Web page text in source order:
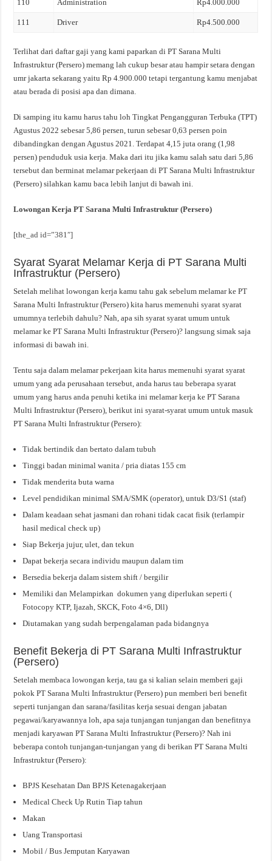
110 Administration Rp4.000.000
111 Driver Rp4.500.000
Terlihat dari daftar gaji yang kami paparkan di PT Sarana Multi
Infrastruktur (Persero) memang lah cukup besar atau hampir setara dengan
umr jakarta sekarang yaitu Rp 4.900.000 tetapi tergantung kamu menjabat
atau berada di posisi apa dan dimana.
Di samping itu kamu harus tahu loh Tingkat Pengangguran Terbuka (TPT)
Agustus 2022 sebesar 5,86 persen, turun sebesar 0,63 persen poin
dibandingkan dengan Agustus 2021. Terdapat 4,15 juta orang (1,98
persen) penduduk usia kerja. Maka dari itu jika kamu salah satu dari 5,86
tersebut dan berminat melamar pekerjaan di PT Sarana Multi Infrastruktur
(Persero) silahkan kamu baca lebih lanjut di bawah ini.
Lowongan Kerja PT Sarana Multi Infrastruktur (Persero)
[the_ad id=”381″]
Syarat Syarat Melamar Kerja di PT Sarana Multi
Infrastruktur (Persero)
Setelah melihat lowongan kerja kamu tahu gak sebelum melamar ke PT
Sarana Multi Infrastruktur (Persero) kita harus memenuhi syarat syarat
umumnya terlebih dahulu? Nah, apa sih syarat syarat umum untuk
melamar ke PT Sarana Multi Infrastruktur (Persero)? langsung simak saja
informasi di bawah ini.
Tentu saja dalam melamar pekerjaan kita harus memenuhi syarat syarat
umum yang ada perusahaan tersebut, anda harus tau beberapa syarat
umum yang harus anda penuhi ketika ini melamar kerja ke PT Sarana
Multi Infrastruktur (Persero), berikut ini syarat-syarat umum untuk masuk
PT Sarana Multi Infrastruktur (Persero):
Tidak bertindik dan bertato dalam tubuh
Tinggi badan minimal wanita / pria diatas 155 cm
Tidak menderita buta warna
Level pendidikan minimal SMA/SMK (operator), untuk D3/S1 (staf)
Dalam keadaan sehat jasmani dan rohani tidak cacat fisik (terlampir
hasil medical check up)
Siap Bekerja jujur, ulet, dan tekun
Dapat bekerja secara individu maupun dalam tim
Bersedia bekerja dalam sistem shift / bergilir
Memiliki dan Melampirkan dokumen yang diperlukan seperti (
Fotocopy KTP, Ijazah, SKCK, Foto 4×6, Dll)
Diutamakan yang sudah berpengalaman pada bidangnya
Benefit Bekerja di PT Sarana Multi Infrastruktur
(Persero)
Setelah membaca lowongan kerja, tau ga si kalian selain memberi gaji
pokok PT Sarana Multi Infrastruktur (Persero) pun memberi beri benefit
seperti tunjangan dan sarana/fasilitas kerja sesuai dengan jabatan
pegawai/karyawannya loh, apa saja tunjangan tunjangan dan benefitnya
menjadi karyawan PT Sarana Multi Infrastruktur (Persero)? Nah ini
beberapa contoh tunjangan-tunjangan yang di berikan PT Sarana Multi
Infrastruktur (Persero):
BPJS Kesehatan Dan BPJS Ketenagakerjaan
Medical Check Up Rutin Tiap tahun
Makan
Uang Transportasi
Mobil / Bus Jemputan Karyawan